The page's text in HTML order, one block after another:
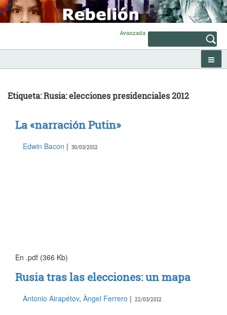
Skip
to
content
Avanzada
Etiqueta: Rusia: elecciones presidenciales 2012
La «narración Putin»
Edwin Bacon | 30/03/2012
En .pdf (366 Kb)
Rusia tras las elecciones: un mapa
Antonio Airapétov, Àngel Ferrero | 22/03/2012